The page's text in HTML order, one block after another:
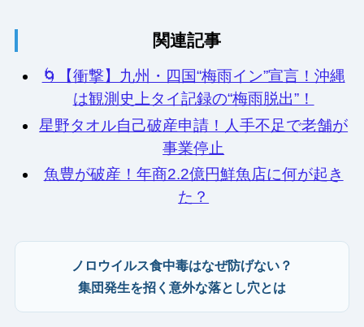
関連記事
🌀【衝撃】九州・四国“梅雨イン”宣言！沖縄
は観測史上タイ記録の“梅雨脱出”！
星野タオル自己破産申請！人手不足で老舗が
事業停止
魚豊が破産！年商2.2億円鮮魚店に何が起き
た？
ノロウイルス食中毒はなぜ防げない？
集団発生を招く意外な落とし穴とは